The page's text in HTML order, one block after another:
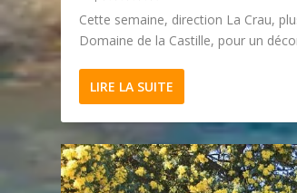
Cette semaine, direction La Crau,
Domaine de la Castille, pour un
LIRE LA SUITE